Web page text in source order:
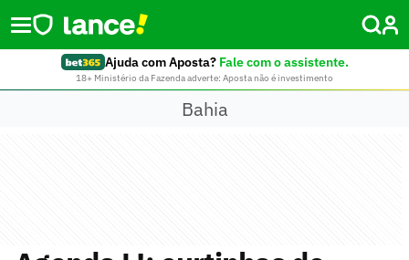
Ajuda com Aposta? Fale com o assistente.
18+ Ministério da Fazenda adverte: Aposta não é investimento
Bahia